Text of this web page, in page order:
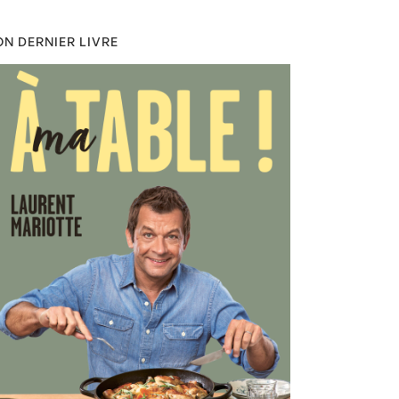
DERNIER LIVRE